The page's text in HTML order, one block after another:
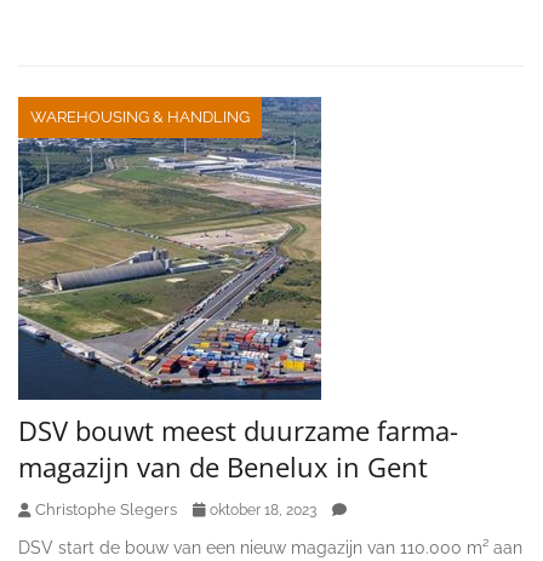
WAREHOUSING & HANDLING
DSV bouwt meest duurzame farma-
magazijn van de Benelux in Gent
Christophe Slegers oktober 18, 2023
DSV start de bouw van een nieuw magazijn van 110.000 m² aan